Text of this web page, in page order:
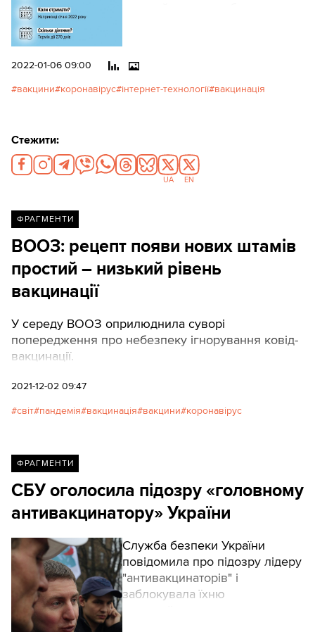
2022-01-06 09:00
вакцини коронавірус інтернет-технології вакцинація
Стежити:
UA EN
ФРАГМЕНТИ
ВООЗ: рецепт появи нових штамів
простий – низький рівень
вакцинації
У середу ВООЗ оприлюднила суворі
попередження про небезпеку ігнорування ковід-
вакцинації.
2021-12-02 09:47
світ пандемія вакцинація вакцини коронавірус
ФРАГМЕНТИ
СБУ оголосила підозру «головному
антивакцинатору» України
Служба безпеки України
повідомила про підозру лідеру
"антивакцинаторів" і
заблокувала їхню